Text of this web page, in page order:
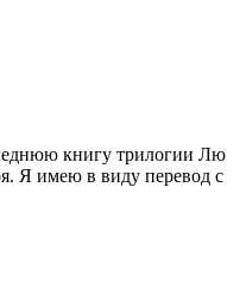
книгу трилогии Лю
Я имею в виду перевод с